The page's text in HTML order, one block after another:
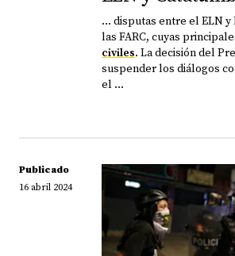
... disputas entre el ELN y
las FARC, cuyas
civiles. La decisión del
suspender los diálogos
el ...
Publicado
16 abril 2024